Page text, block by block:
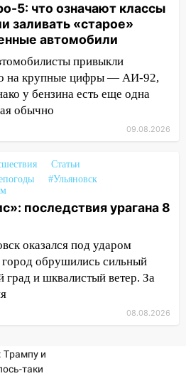
области
мостов: один уже
завершены
последствия
в Ульяновской
непогоды в
фестиваль «Наше
район первым в
намолотил более
и техникумы
подали более 10
деревья и
5: что означают классы
заливать «старое»
автомобили
привыкли
на крупные цифры — АИ-92,
у бензина есть еще одна
обычно
09.08.2026
Статьи
#Ульяновск
последствия урагана 8
оказался под ударом
обрушились сильный
град и шквалистый ветер. За
08.08.2026
и
таки